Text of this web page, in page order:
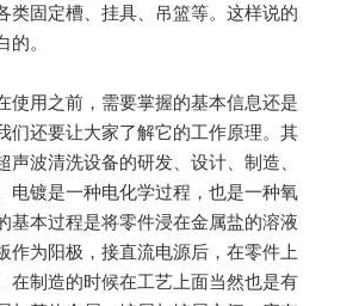
类固定槽、挂具、吊篮等。这样说的
的。
用之前，需要掌握的基本信息还是
们还要让大家了解它的工作原理。其
声波清洗设备的研发、设计、制造、
电镀是一种电化学过程，也是一种氧
基本过程是将零件浸在金属盐的溶液
作为阳极，接直流电源后，在零件上
在制造的时候在工艺上面当然也是有